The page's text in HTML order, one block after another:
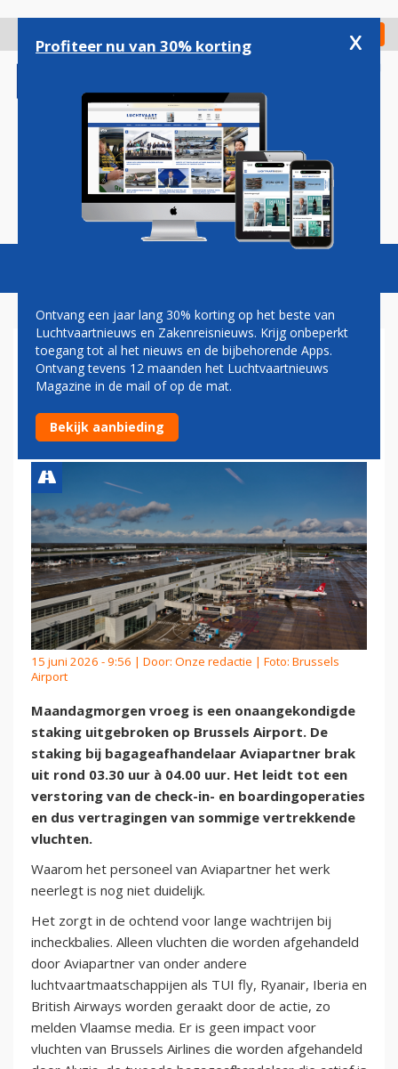
gaan
Check in
Magazine Podcasts Vacatures
WILDE STAKING
BAGAGEMEDEWERKERS OP
LUCHTHAVEN BRUSSEL
15 juni 2026 - 9:56 | Door: Onze redactie | Foto: Brussels
Airport
Maandagmorgen vroeg is een onaangekondigde
staking uitgebroken op Brussels Airport. De
staking bij ba­gage­af­han­de­laar Aviapartner brak
uit rond 03.30 uur à 04.00 uur. Het leidt tot een
verstoring van de check-in- en boardingoperaties
en dus vertragingen van sommige vertrekkende
vluchten.
Waarom het personeel van Aviapartner het werk
neerlegt is nog niet duidelijk.
Het zorgt in de ochtend voor lange wachtrijen bij
incheckbalies. Alleen vluchten die worden afgehandeld
door Aviapartner van onder andere
luchtvaartmaatschappijen als TUI fly, Ryanair, Iberia en
British Airways worden geraakt door de actie, zo
melden Vlaamse media. Er is geen impact voor
vluchten van Brussels Airlines die worden afgehandeld
Profiteer nu van 30% korting x
Ontvang een jaar lang 30% korting op het beste van
Luchtvaartnieuws en Zakenreisnieuws. Krijg onbeperkt
toegang tot al het nieuws en de bijbehorende Apps.
Ontvang tevens 12 maanden het Luchtvaartnieuws
Magazine in de mail of op de mat.
Bekijk aanbieding